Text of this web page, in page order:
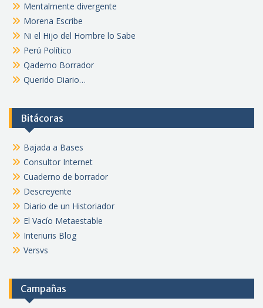
Mentalmente divergente
Morena Escribe
Ni el Hijo del Hombre lo Sabe
Perú Político
Qaderno Borrador
Querido Diario…
Bitácoras
Bajada a Bases
Consultor Internet
Cuaderno de borrador
Descreyente
Diario de un Historiador
El Vacío Metaestable
Interiuris Blog
Versvs
Campañas